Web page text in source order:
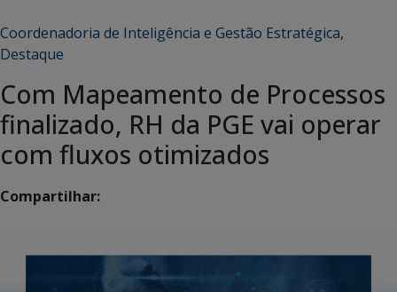
Coordenadoria de Inteligência e Gestão Estratégica,
Destaque
Com Mapeamento de Processos
finalizado, RH da PGE vai operar
com fluxos otimizados
Compartilhar: